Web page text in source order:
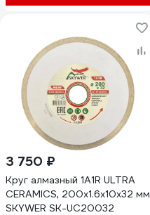
3 750 ₽
Круг алмазный 1A1R ULTRA
CERAMICS, 200х1.6х10х32 мм
SKYWER SK-UC20032